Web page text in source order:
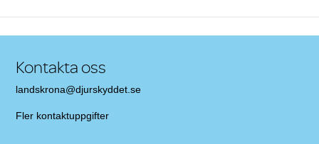
Kontakta oss
landskrona@djurskyddet.se
Fler kontaktuppgifter